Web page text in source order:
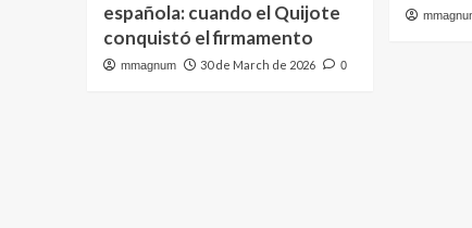
española: cuando el Quijote
conquistó el firmamento
mmagnum 30 de March de 2026 0